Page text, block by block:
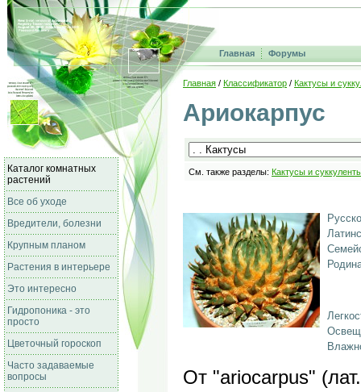
Главная Форумы
Каталог комнатных
растений
Все об уходе
Вредители, болезни
Крупным планом
Растения в интерьере
Это интересно
Гидропоника - это
просто
Цветочный гороскоп
Часто задаваемые
вопросы
Главная / Классификатор / Кактусы и
Ариокарпус
См. также разделы: Кактусы и
От "ariocarpus"